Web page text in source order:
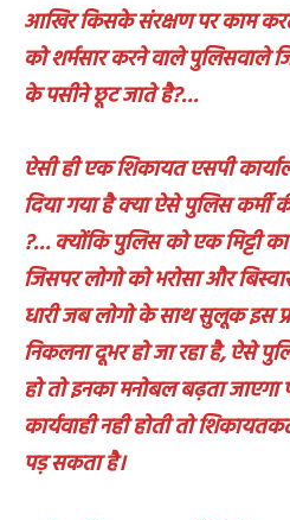
आखिर किसके संरक्षण पर काम
को शर्मसार करने वाले पुलिसवाले
के पसीने छूट जाते है?…
ऐसी ही एक शिकायत एसपी
दिया गया है क्या ऐसे पुलिस कर्मी
?… क्योंकि पुलिस को एक मिट्टी का
जिसपर लोगो को भरोसा और
धारी जब लोगो के साथ सुलूक इस
निकलना दूभर हो जा रहा है, ऐसे
हो तो इनका मनोबल बढ़ता
कार्यवाही नही होती तो
पड़ सकता है।